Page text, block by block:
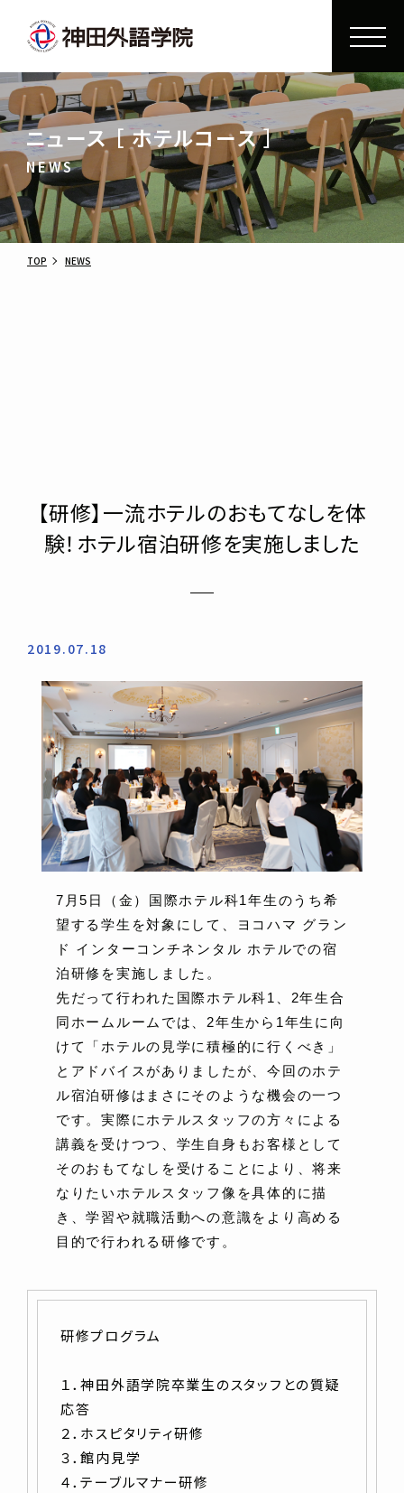
ニュース ［ ホテルコース ］
NEWS
TOP NEWS
【研修】一流ホテルのおもてなしを体
験！ホテル宿泊研修を実施しました
2019.07.18
7月5日（金）国際ホテル科1年生のうち希
望する学生を対象にして、ヨコハマ グラン
ド インターコンチネンタル ホテルでの宿
泊研修を実施しました。
先だって行われた国際ホテル科1、2年生合
同ホームルームでは、2年生から1年生に向
けて「ホテルの見学に積極的に行くべき」
とアドバイスがありましたが、今回のホテ
ル宿泊研修はまさにそのような機会の一つ
です。実際にホテルスタッフの方々による
講義を受けつつ、学生自身もお客様として
そのおもてなしを受けることにより、将来
なりたいホテルスタッフ像を具体的に描
き、学習や就職活動への意識をより高める
目的で行われる研修です。
研修プログラム
１．神田外語学院卒業生のスタッフとの質疑
応答
２．ホスピタリティ研修
３．館内見学
４．テーブルマナー研修